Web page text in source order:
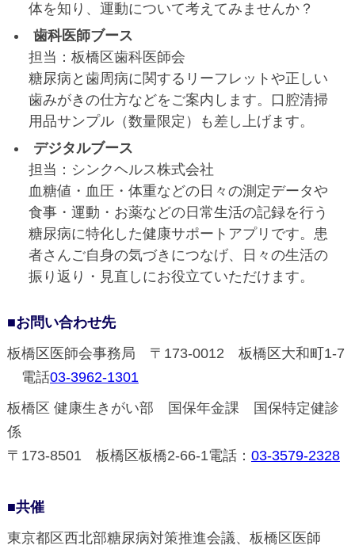
体を知り、運動について考えてみませんか？
歯科医師ブース
担当：板橋区歯科医師会
糖尿病と歯周病に関するリーフレットや正しい
歯みがきの仕方などをご案内します。口腔清掃
用品サンプル（数量限定）も差し上げます。
デジタルブース
担当：シンクヘルス株式会社
血糖値・血圧・体重などの日々の測定データや
食事・運動・お薬などの日常生活の記録を行う
糖尿病に特化した健康サポートアプリです。患
者さんご自身の気づきにつなげ、日々の生活の
振り返り・見直しにお役立ていただけます。
■お問い合わせ先
板橋区医師会事務局 〒173-0012 板橋区大和町1-7
電話03-3962-1301
板橋区 健康生きがい部 国保年金課 国保特定健診
係
〒173-8501 板橋区板橋2-66-1電話： 03-3579-2328
■共催
東京都区西北部糖尿病対策推進会議、板橋区医師